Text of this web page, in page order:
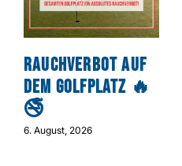
Rauchverbot auf
dem Golfplatz 🔥
🚭
6. August, 2026